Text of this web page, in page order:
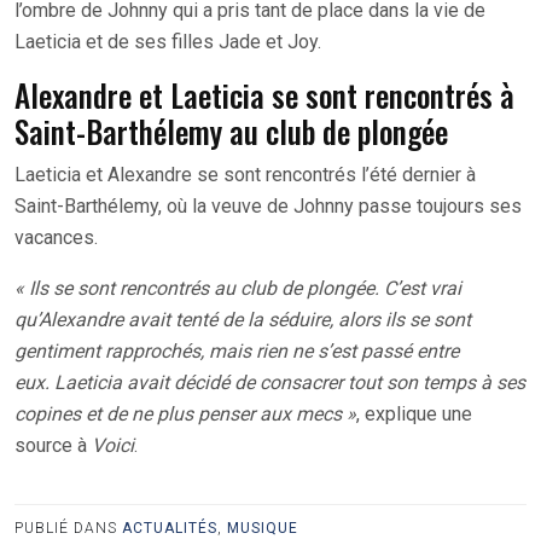
l’ombre de Johnny qui a pris tant de place dans la vie de
Laeticia et de ses filles Jade et Joy.
Alexandre et Laeticia se sont rencontrés à
Saint-Barthélemy au club de plongée
Laeticia et Alexandre se sont rencontrés l’été dernier à
Saint-Barthélemy, où la veuve de Johnny passe toujours ses
vacances.
« Ils se sont rencontrés au club de plongée. C’est vrai
qu’Alexandre avait tenté de la séduire, alors ils se sont
gentiment rapprochés, mais rien ne s’est passé entre
eux. Laeticia avait décidé de consacrer tout son temps à ses
copines et de ne plus penser aux mecs », explique une
source à Voici.
PUBLIÉ DANS ACTUALITÉS, MUSIQUE